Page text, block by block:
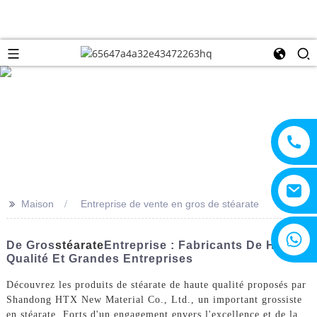
>> Maison Entreprise de vente en gros de stéarate
De GrosStéarate Entreprise : Fabricants De Haute
Qualité Et Grandes Entreprises
Découvrez les produits de stéarate de haute qualité proposés par
Shandong HTX New Material Co., Ltd., un important grossiste
en stéarate. Forts d'un engagement envers l'excellence et de la